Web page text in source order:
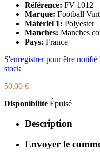
Référence: FV-1012
Marque: Football
Matériel 1: Polyester
Manches: Manches
Pays: France
S'enregistrer pour être
stock
50,00 €
Disponibilité Épuisé
Description
Envoyer le